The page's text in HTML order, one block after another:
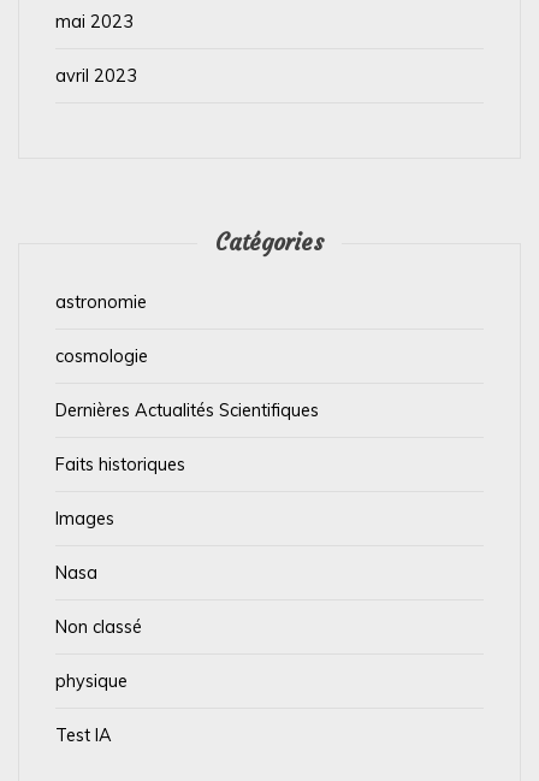
mai 2023
avril 2023
Catégories
astronomie
cosmologie
Dernières Actualités Scientifiques
Faits historiques
Images
Nasa
Non classé
physique
Test IA